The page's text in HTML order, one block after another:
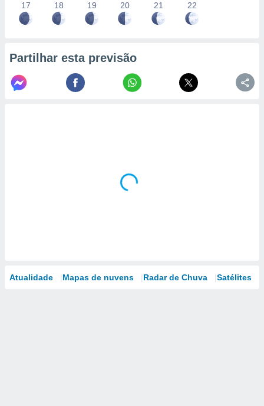
17 18 19 20 21 22
Partilhar esta previsão
Atualidade Mapas de nuvens Radar de Chuva Satélites